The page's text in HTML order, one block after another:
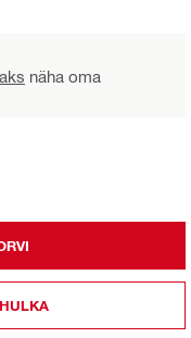
näha oma